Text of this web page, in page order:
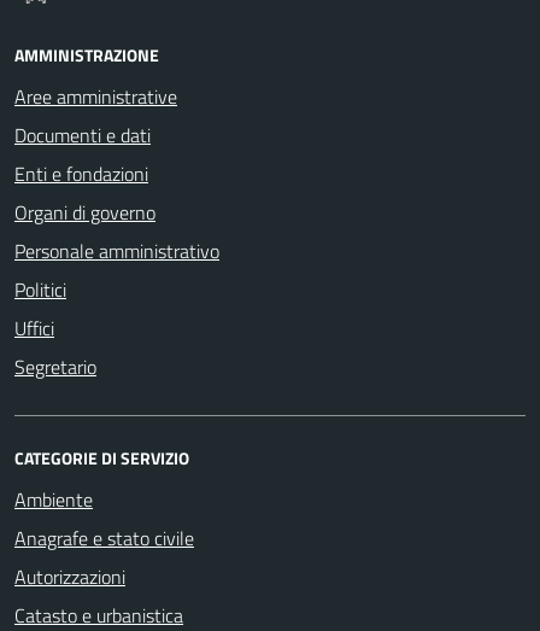
AMMINISTRAZIONE
Aree amministrative
Documenti e dati
Enti e fondazioni
Organi di governo
Personale amministrativo
Politici
Uffici
Segretario
CATEGORIE DI SERVIZIO
Ambiente
Anagrafe e stato civile
Autorizzazioni
Catasto e urbanistica